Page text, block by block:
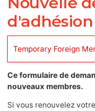
d'adhésion
Temporary Foreign
Ce formulaire de
nouveaux membres.
Si vous renouvelez